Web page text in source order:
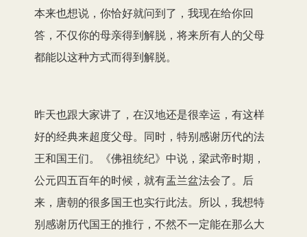
本来也想说，你恰好就问到了，我现在给你回
答，不仅你的母亲得到解脱，将来所有人的父母
都能以这种方式而得到解脱。
昨天也跟大家讲了，在汉地还是很幸运，有这样
好的经典来超度父母。同时，特别感谢历代的法
王和国王们。《佛祖统纪》中说，梁武帝时期，
公元四五百年的时候，就有盂兰盆法会了。后
来，唐朝的很多国王也实行此法。所以，我想特
别感谢历代国王的推行，不然不一定能在那么大